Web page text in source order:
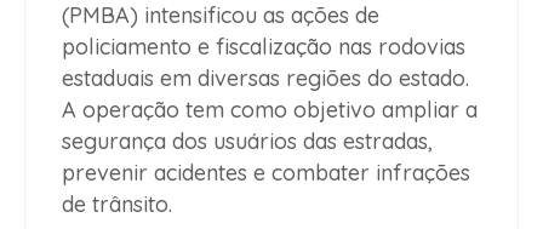
(PMBA) intensificou as ações de
policiamento e fiscalização nas rodovias
estaduais em diversas regiões do estado.
A operação tem como objetivo ampliar a
segurança dos usuários das estradas,
prevenir acidentes e combater infrações
de trânsito.